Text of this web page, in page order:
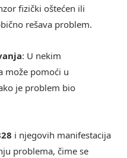
fizički oštećen ili
rešava problem.
: U nekim
može pomoći u
je problem bio
i njegovih manifestacija
problema, čime se